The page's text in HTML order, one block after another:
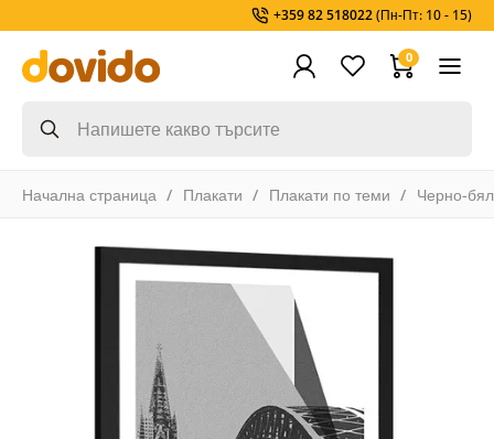
+359 82 518022(Пн-Пт: 10 - 15)
0
Начална страница Плакати Плакати по теми Черно-